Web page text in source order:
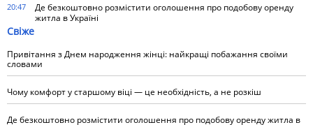
20:47
Де безкоштовно розмістити оголошення про подобову оренду
житла в Україні
Свіже
Привітання з Днем народження жінці: найкращі побажання своїми
словами
Чому комфорт у старшому віці — це необхідність, а не розкіш
Де безкоштовно розмістити оголошення про подобову оренду житла в